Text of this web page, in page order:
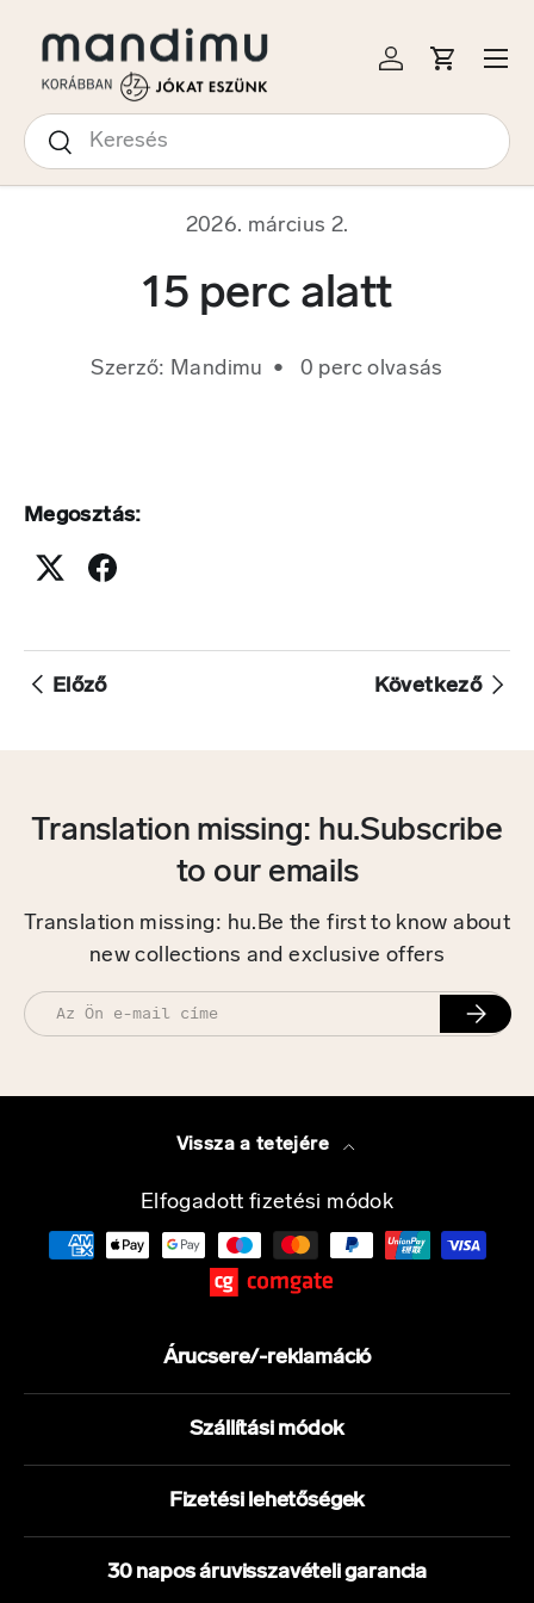
A TARTALOMRA
Keresés
Keresés
Bejelentkezés
Kosár
Menü
2026. március 2.
15 perc alatt
Szerző: Mandimu • 0 perc olvasás
Megosztás:
Előző Következő
Translation missing: hu.Subscribe
to our emails
Translation missing: hu.Be the first to know about
new collections and exclusive offers
E-mail
Vissza a tetejére
Elfogadott fizetési módok
Árucsere/-reklamáció
Szállítási módok
Fizetési lehetőségek
30 napos áruvisszavételi garancia